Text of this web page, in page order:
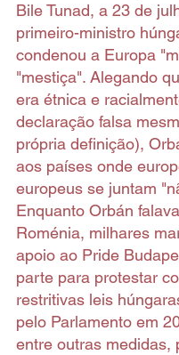
Bile Tunad, a 23 de
primeiro-ministro
condenou a Europa
"mestiça". Alegando
era étnica e
declaração falsa
própria definição),
aos países onde
europeus se juntam
Enquanto Orbán
Roménia, milhares
apoio ao Pride
parte para protestar
restritivas leis
pelo Parlamento em
entre outras medidas,